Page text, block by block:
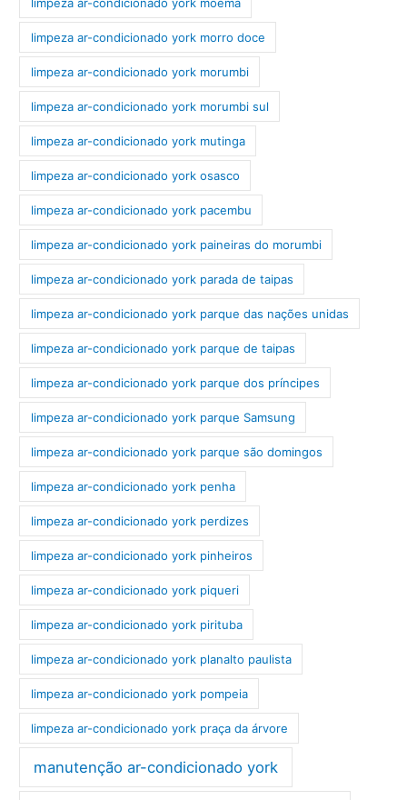
limpeza ar-condicionado york morro doce
limpeza ar-condicionado york morumbi
limpeza ar-condicionado york morumbi sul
limpeza ar-condicionado york mutinga
limpeza ar-condicionado york osasco
limpeza ar-condicionado york pacembu
limpeza ar-condicionado york paineiras do morumbi
limpeza ar-condicionado york parada de taipas
limpeza ar-condicionado york parque das nações unidas
limpeza ar-condicionado york parque de taipas
limpeza ar-condicionado york parque dos príncipes
limpeza ar-condicionado york parque Samsung
limpeza ar-condicionado york parque são domingos
limpeza ar-condicionado york penha
limpeza ar-condicionado york perdizes
limpeza ar-condicionado york pinheiros
limpeza ar-condicionado york piqueri
limpeza ar-condicionado york pirituba
limpeza ar-condicionado york planalto paulista
limpeza ar-condicionado york pompeia
limpeza ar-condicionado york praça da árvore
manutenção ar-condicionado york